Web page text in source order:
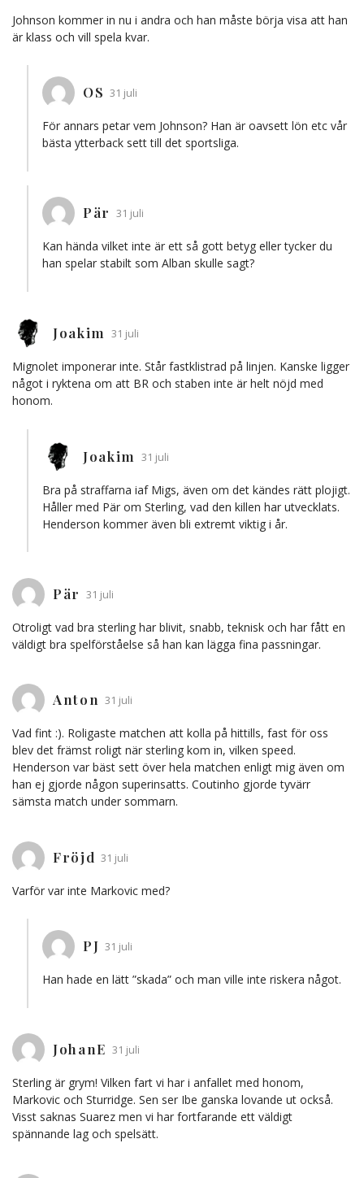
Johnson kommer in nu i andra och han måste börja visa att han
är klass och vill spela kvar.
OS 31 juli
För annars petar vem Johnson? Han är oavsett lön etc vår
bästa ytterback sett till det sportsliga.
Pär 31 juli
Kan hända vilket inte är ett så gott betyg eller tycker du
han spelar stabilt som Alban skulle sagt?
Joakim 31 juli
Mignolet imponerar inte. Står fastklistrad på linjen. Kanske ligger
något i ryktena om att BR och staben inte är helt nöjd med
honom.
Joakim 31 juli
Bra på straffarna iaf Migs, även om det kändes rätt plojigt.
Håller med Pär om Sterling, vad den killen har utvecklats.
Henderson kommer även bli extremt viktig i år.
Pär 31 juli
Otroligt vad bra sterling har blivit, snabb, teknisk och har fått en
väldigt bra spelförståelse så han kan lägga fina passningar.
Anton 31 juli
Vad fint :). Roligaste matchen att kolla på hittills, fast för oss
blev det främst roligt när sterling kom in, vilken speed.
Henderson var bäst sett över hela matchen enligt mig även om
han ej gjorde någon superinsatts. Coutinho gjorde tyvärr
sämsta match under sommarn.
Fröjd 31 juli
Varför var inte Markovic med?
PJ 31 juli
Han hade en lätt ”skada” och man ville inte riskera något.
JohanE 31 juli
Sterling är grym! Vilken fart vi har i anfallet med honom,
Markovic och Sturridge. Sen ser Ibe ganska lovande ut också.
Visst saknas Suarez men vi har fortfarande ett väldigt
spännande lag och spelsätt.